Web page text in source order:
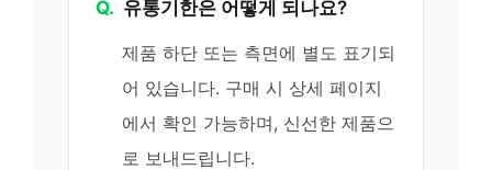
Q. 유통기한은 어떻게 되나요?
제품 하단 또는 측면에 별도 표기되
어 있습니다. 구매 시 상세 페이지
에서 확인 가능하며, 신선한 제품으
로 보내드립니다.